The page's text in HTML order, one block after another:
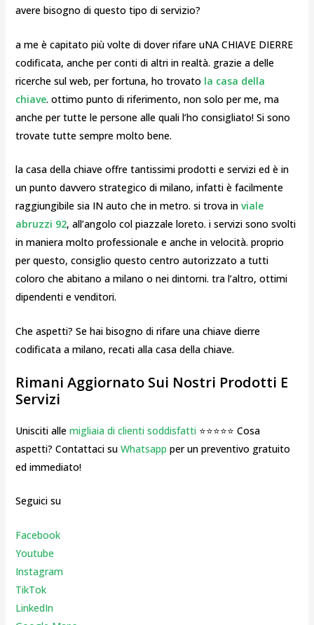
avere bisogno di questo tipo di servizio?
a me è capitato più volte di dover rifare uNA CHIAVE DIERRE
codificata, anche per conti di altri in realtà. grazie a delle
ricerche sul web, per fortuna, ho trovato la casa della
chiave. ottimo punto di riferimento, non solo per me, ma
anche per tutte le persone alle quali l’ho consigliato! Si sono
trovate tutte sempre molto bene.
la casa della chiave offre tantissimi prodotti e servizi ed è in
un punto davvero strategico di milano, infatti è facilmente
raggiungibile sia IN auto che in metro. si trova in viale
abruzzi 92, all’angolo col piazzale loreto. i servizi sono svolti
in maniera molto professionale e anche in velocità. proprio
per questo, consiglio questo centro autorizzato a tutti
coloro che abitano a milano o nei dintorni. tra l’altro, ottimi
dipendenti e venditori.
Che aspetti? Se hai bisogno di rifare una chiave dierre
codificata a milano, recati alla casa della chiave.
Rimani Aggiornato Sui Nostri Prodotti E
Servizi
Unisciti alle migliaia di clienti soddisfatti⭐⭐⭐⭐⭐ Cosa
aspetti? Contattaci su Whatsapp per un preventivo gratuito
ed immediato!
Seguici su
Facebook
Youtube
Instagram
TikTok
LinkedIn